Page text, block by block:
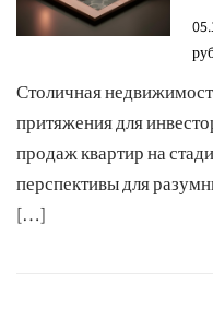
Столичная
притяжения для
продаж квартир на
перспективы для
[…]